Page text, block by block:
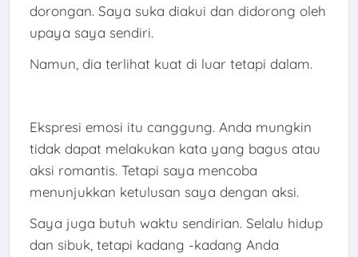
dorongan. Saya suka diakui dan didorong oleh
upaya saya sendiri.
Namun, dia terlihat kuat di luar tetapi dalam.
Ekspresi emosi itu canggung. Anda mungkin
tidak dapat melakukan kata yang bagus atau
aksi romantis. Tetapi saya mencoba
menunjukkan ketulusan saya dengan aksi.
Saya juga butuh waktu sendirian. Selalu hidup
dan sibuk, tetapi kadang -kadang Anda